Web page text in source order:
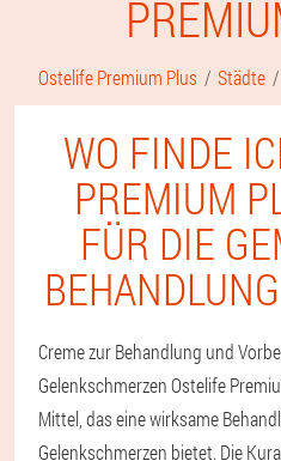
Ostelife Premium Plus Städte
WO FINDE
PREMIUM
FÜR DIE
Creme zur Behandlung und
Gelenkschmerzen Ostelife
Mittel, das eine wirksame
Gelenkschmerzen bietet. Die